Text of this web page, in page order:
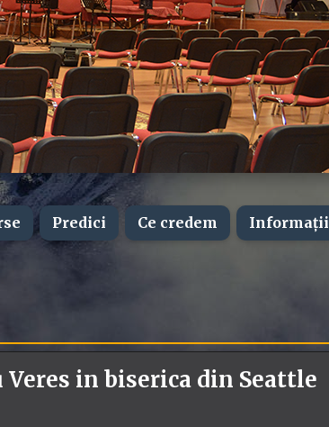
Predici Ce credem Informații
Veres in biserica din Seattle